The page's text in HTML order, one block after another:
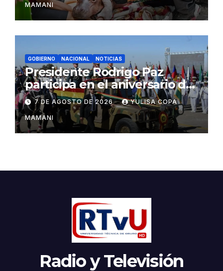
MAMANI
GOBIERNO NACIONAL NOTICIAS
Presidente Rodrigo Paz
participa en el aniversario de
las Fuerzas Armadas
7 DE AGOSTO DE 2026 YULISA COPA
MAMANI
Radio y Televisión